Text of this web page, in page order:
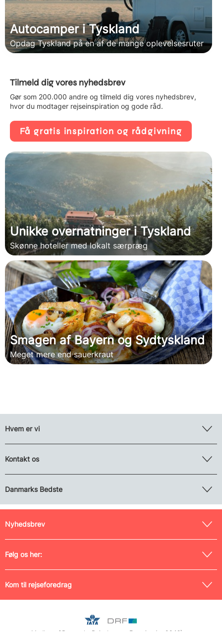
Autocamper i Tyskland
Opdag Tyskland på en af de mange oplevelsesruter
Tilmeld dig vores nyhedsbrev
Gør som 200.000 andre og tilmeld dig vores nyhedsbrev,
hvor du modtager rejseinspiration og gode råd.
Få gratis inspiration og rådgivning
Unikke overnatninger i Tyskland
Skønne hoteller med lokalt særpræg
Smagen af Bayern og Sydtyskland
Meget mere end sauerkraut
Hvem er vi
Kontakt os
Danmarks Bedste
Nyhedsbrev
Følg os her:
Kom til rejseforedrag
Medlem af Danmarks Rejsebureau-Forening (nr. 0042) og